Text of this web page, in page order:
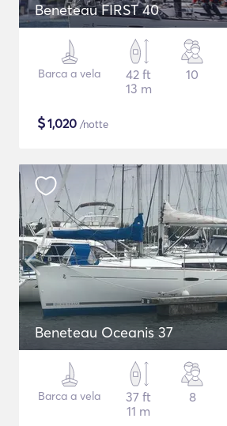
Beneteau FIRST 40
Barca a vela
42 ft
13 m
10
$1,020 /notte
Beneteau Oceanis 37
Barca a vela
37 ft
11 m
8